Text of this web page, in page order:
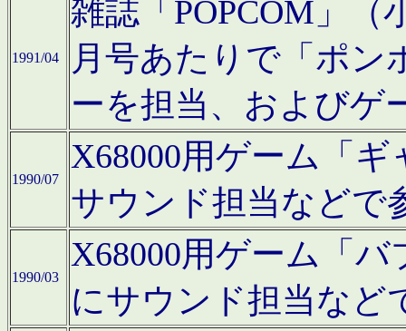
1991/04
雑誌「POPCOM」（
月号あたりで「ポン
ーを担当、およびゲ
1990/07
X68000用ゲーム「
サウンド担当などで
1990/03
X68000用ゲーム「
にサウンド担当など